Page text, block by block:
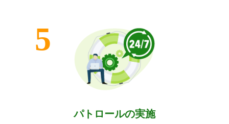
5
パトロールの実施